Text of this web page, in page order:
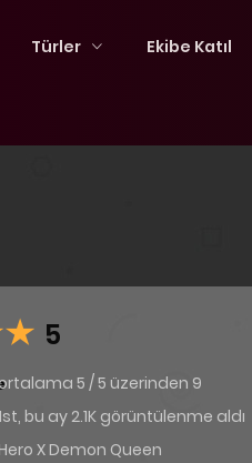
Türler Ekibe Katıl
5
5 / 5 üzerinden 9
bu ay 2.1K görüntülenme aldı
Hero X Demon Queen